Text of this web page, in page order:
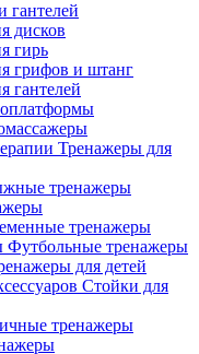
гантелей
дисков
гирь
грифов и штанг
гантелей
Тренажеры для
тренажеры
тренажеры
Футбольные тренажеры
для детей
Стойки для
тренажеры